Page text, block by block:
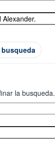
la busqueda.